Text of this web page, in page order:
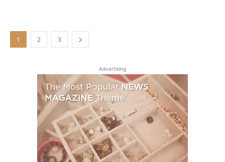
1 2 3
Advertising